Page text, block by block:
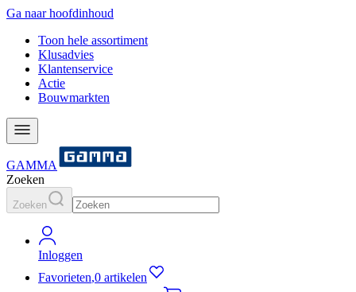
Ga naar hoofdinhoud
Toon hele assortiment
Klusadvies
Klantenservice
Actie
Bouwmarkten
GAMMA
Zoeken
Zoeken
Inloggen
Favorieten,0 artikelen